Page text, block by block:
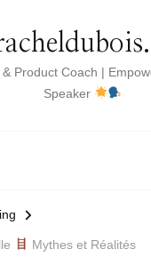
& Product Coach |
Speaker
Mythes et Réalités